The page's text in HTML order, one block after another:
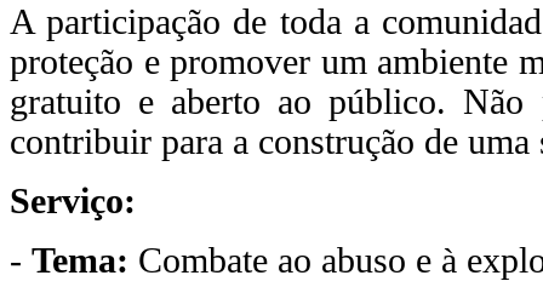
A participação de toda a
proteção e promover um ambiente
gratuito e aberto ao público. Não
contribuir para a construção de
Serviço:
- Tema: Combate ao abuso e à